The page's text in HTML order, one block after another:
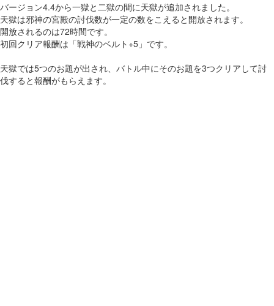
バージョン4.4から一獄と二獄の間に天獄が追加されました。
天獄は邪神の宮殿の討伐数が一定の数をこえると開放されます。
開放されるのは72時間です。
初回クリア報酬は「戦神のベルト+5」です。
天獄では5つのお題が出され、バトル中にそのお題を3つクリアして討
伐すると報酬がもらえます。